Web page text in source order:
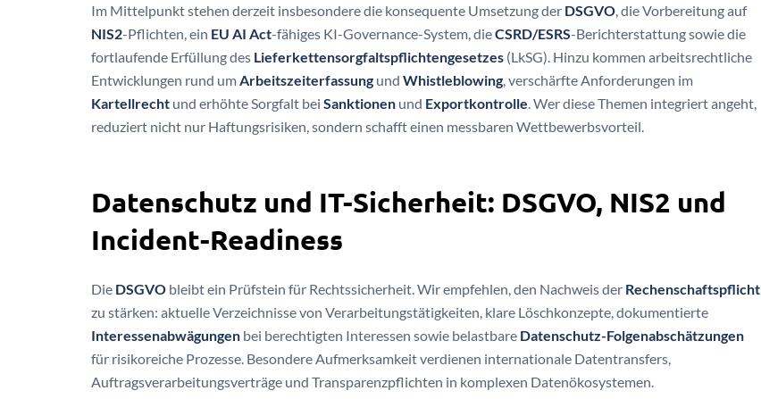
Im Mittelpunkt stehen derzeit insbesondere die konsequente Umsetzung der DSGVO, die Vorbereitung auf
NIS2-Pflichten, ein EU AI Act-fähiges KI-Governance-System, dieCSRD/ESRS-Berichterstattung sowie die
fortlaufende Erfüllung des Lieferkettensorgfaltspflichtengesetzes (LkSG). Hinzu kommen arbeitsrechtliche
Entwicklungen rund umArbeitszeiterfassung und Whistleblowing, verschärfte Anforderungen im
Kartellrecht und erhöhte Sorgfalt bei Sanktionen und Exportkontrolle. Wer diese Themen integriert angeht,
reduziert nicht nur Haftungsrisiken, sondern schafft einen messbaren Wettbewerbsvorteil.
Datenschutz und IT-Sicherheit: DSGVO, NIS2 und
Incident-Readiness
Die DSGVO bleibt ein Prüfstein für Rechtssicherheit. Wir empfehlen, den Nachweis der Rechenschaftspflicht
zu stärken: aktuelle Verzeichnisse von Verarbeitungstätigkeiten, klare Löschkonzepte, dokumentierte
Interessenabwägungen bei berechtigten Interessen sowie belastbare Datenschutz-Folgenabschätzungen
für risikoreiche Prozesse. Besondere Aufmerksamkeit verdienen internationale Datentransfers,
Auftragsverarbeitungsverträge und Transparenzpflichten in komplexen Datenökosystemen.